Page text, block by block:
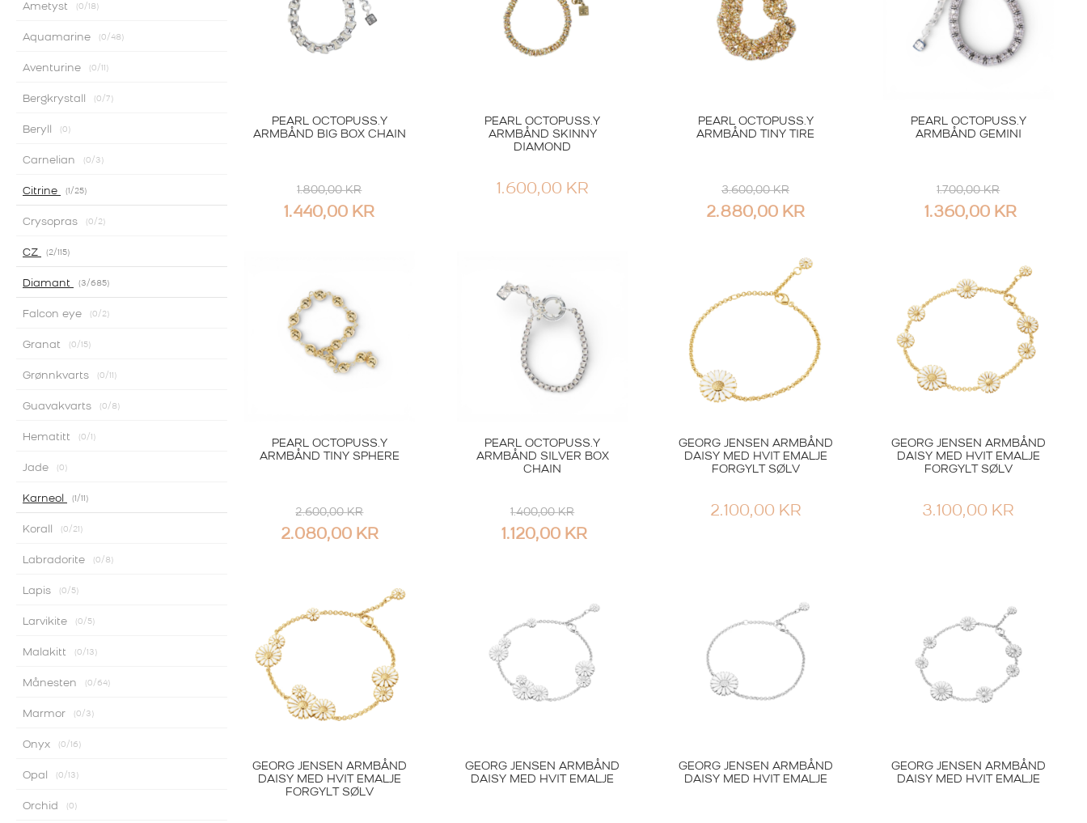
Ametyst 0/18
Aquamarine 0/48
Aventurine 0/11
Bergkrystall 0/7
Beryll 0
Carnelian 0/3
Citrine 1/25
Crysopras 0/2
CZ 2/115
Diamant 3/685
Falcon eye 0/2
Granat 0/15
Grønnkvarts 0/11
Guavakvarts 0/8
Hematitt 0/1
Jade 0
Karneol 1/11
Korall 0/21
Labradorite 0/8
Lapis 0/5
Larvikite 0/5
Malakitt 0/13
Månesten 0/64
Marmor 0/3
Onyx 0/16
Opal 0/13
Orchid 0
PEARL OCTOPUSS.Y
ARMBÅND BIG BOX CHAIN
1.800,00KR
1.440,00 KR
PEARL OCTOPUSS.Y
ARMBÅND SKINNY
DIAMOND
1.600,00 KR
PEARL OCTOPUSS.Y
ARMBÅND TINY TIRE
3.600,00KR
2.880,00 KR
PEARL OCTOPUSS.Y
ARMBÅND GEMINI
1.700,00KR
1.360,00 KR
PEARL OCTOPUSS.Y
ARMBÅND TINY SPHERE
2.600,00KR
2.080,00 KR
PEARL OCTOPUSS.Y
ARMBÅND SILVER BOX
CHAIN
1.400,00KR
1.120,00 KR
GEORG JENSEN ARMBÅND
DAISY MED HVIT EMALJE
FORGYLT SØLV
2.100,00 KR
GEORG JENSEN ARMBÅND
DAISY MED HVIT EMALJE
FORGYLT SØLV
3.100,00 KR
GEORG JENSEN ARMBÅND
DAISY MED HVIT EMALJE
FORGYLT SØLV
GEORG JENSEN ARMBÅND
DAISY MED HVIT EMALJE
GEORG JENSEN ARMBÅND
DAISY MED HVIT EMALJE
GEORG JENSEN ARMBÅND
DAISY MED HVIT EMALJE